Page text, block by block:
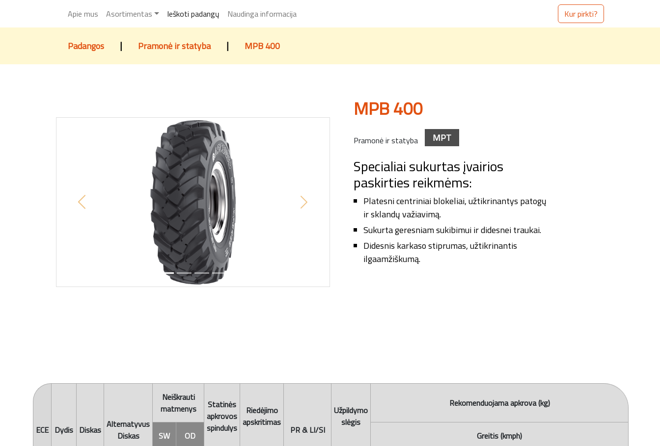
Apie mus Asortimentas Ieškoti padangų Naudinga informacija Kur pirkti?
Padangos | Pramonė ir statyba | MPB 400
Previous Next
MPB 400
Pramonė ir statyba MPT
Specialiai sukurtas įvairios
paskirties reikmėms:
Platesni centriniai blokeliai, užtikrinantys patogų
ir sklandų važiavimą.
Sukurta geresniam sukibimui ir didesnei traukai.
Didesnis karkaso stiprumas, užtikrinantis
ilgaamžiškumą.
ECE Dydis Diskas Alternatyvus
Diskas
Neiškrauti
matmenys
Statinės
apkrovos
spindulys
Riedėjimo
apskritimas
PR & LI/SI
Užpildymo
slėgis
Rekomenduojama apkrova (kg)
SW OD Greitis (kmph)